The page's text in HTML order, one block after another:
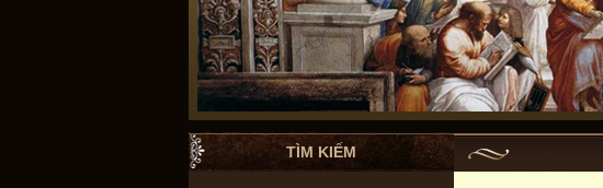
TÌM KIẾM